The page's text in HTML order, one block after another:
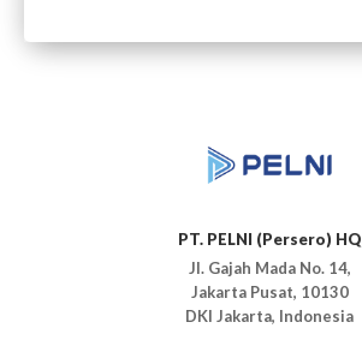
PT. PELNI (Persero) HQ
Jl. Gajah Mada No. 14,
Jakarta Pusat, 10130
DKI Jakarta, Indonesia